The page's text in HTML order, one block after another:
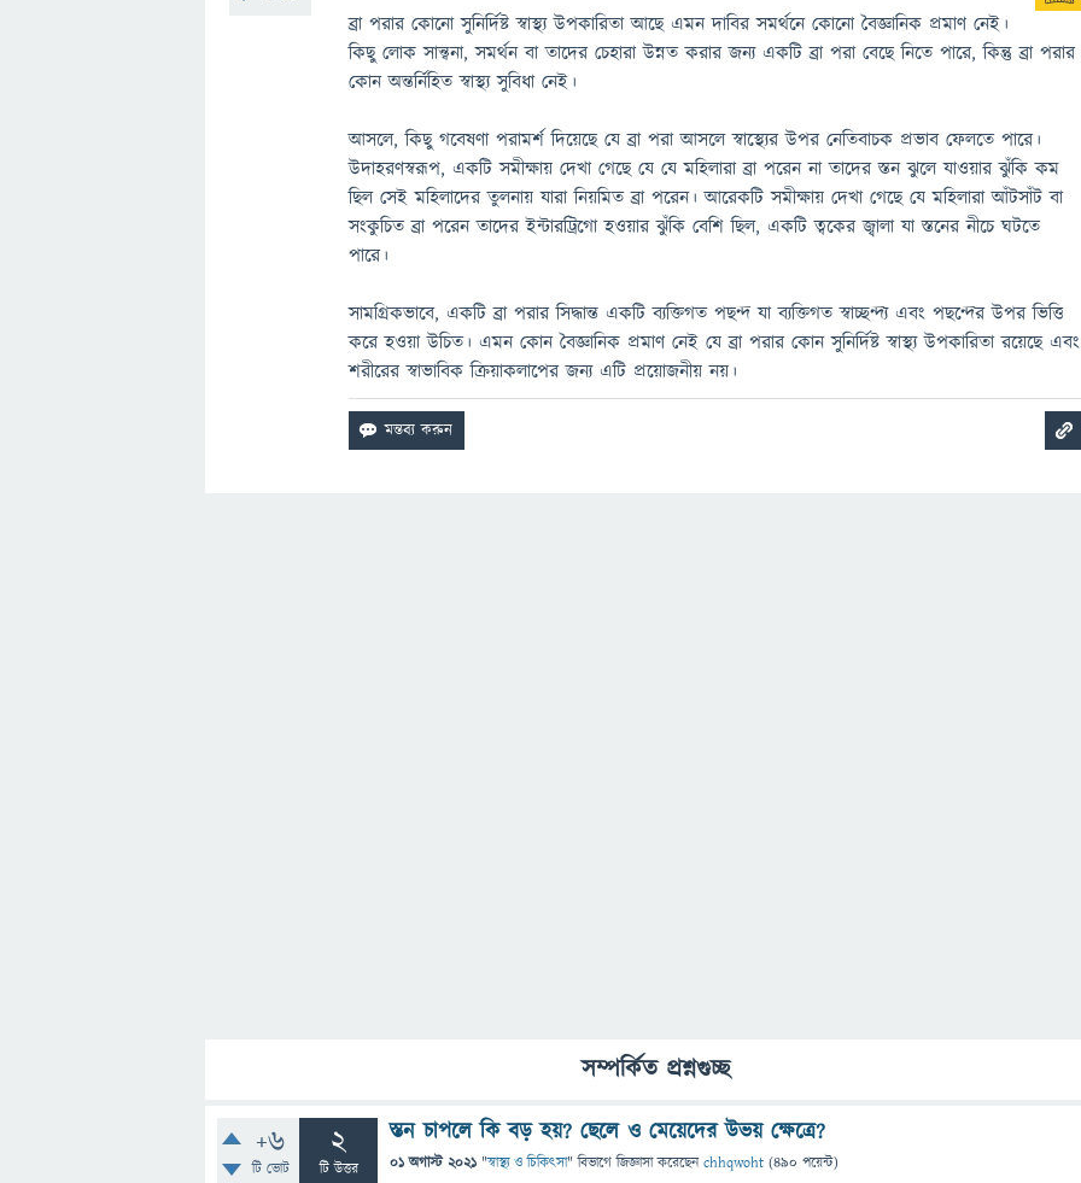
ব্রা পরার কোনো সুনির্দিষ্ট স্বাস্থ্য উপকারিতা আছে এমন দাবির সমর্থনে কোনো বৈজ্ঞানিক প্রমাণ নেই।
কিছু লোক সান্ত্বনা, সমর্থন বা তাদের চেহারা উন্নত করার জন্য একটি ব্রা পরা বেছে নিতে পারে, কিন্তু ব্রা পরার
কোন অন্তর্নিহিত স্বাস্থ্য সুবিধা নেই।
আসলে, কিছু গবেষণা পরামর্শ দিয়েছে যে ব্রা পরা আসলে স্বাস্থ্যের উপর নেতিবাচক প্রভাব ফেলতে পারে।
উদাহরণস্বরূপ, একটি সমীক্ষায় দেখা গেছে যে যে মহিলারা ব্রা পরেন না তাদের স্তন ঝুলে যাওয়ার ঝুঁকি কম
ছিল সেই মহিলাদের তুলনায় যারা নিয়মিত ব্রা পরেন। আরেকটি সমীক্ষায় দেখা গেছে যে মহিলারা আঁটসাঁট বা
সংকুচিত ব্রা পরেন তাদের ইন্টারট্রিগো হওয়ার ঝুঁকি বেশি ছিল, একটি ত্বকের জ্বালা যা স্তনের নীচে ঘটতে
পারে।
সামগ্রিকভাবে, একটি ব্রা পরার সিদ্ধান্ত একটি ব্যক্তিগত পছন্দ যা ব্যক্তিগত স্বাচ্ছন্দ্য এবং পছন্দের উপর ভিত্তি
করে হওয়া উচিত। এমন কোন বৈজ্ঞানিক প্রমাণ নেই যে ব্রা পরার কোন সুনির্দিষ্ট স্বাস্থ্য উপকারিতা রয়েছে এবং
শরীরের স্বাভাবিক ক্রিয়াকলাপের জন্য এটি প্রয়োজনীয় নয়।
সম্পর্কিত প্রশ্নগুচ্ছ
+6
টি ভোট
2
টি উত্তর
স্তন চাপলে কি বড় হয়? ছেলে ও মেয়েদের উভয় ক্ষেত্রে?
01 অগাস্ট 2021 "স্বাস্থ্য ও চিকিৎসা" বিভাগে জিজ্ঞাসাকরেছেনchhqwoht (490 পয়েন্ট)